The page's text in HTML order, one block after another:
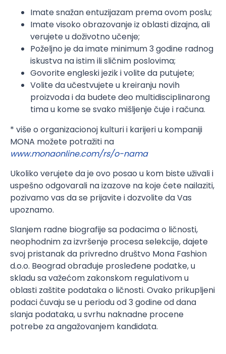
Imate snažan entuzijazam prema ovom poslu;
Imate visoko obrazovanje iz oblasti dizajna, ali
verujete u doživotno učenje;
Poželjno je da imate minimum 3 godine radnog
iskustva na istim ili sličnim poslovima;
Govorite engleski jezik i volite da putujete;
Volite da učestvujete u kreiranju novih
proizvoda i da budete deo multidisciplinarong
tima u kome se svako mišljenje čuje i računa.
* više o organizacionoj kulturi i karijeri u kompaniji
MONA možete potražiti na
www.monaonline.com/rs/o-nama
Ukoliko verujete da je ovo posao u kom biste uživali i
uspešno odgovarali na izazove na koje ćete nailaziti,
pozivamo vas da se prijavite i dozvolite da Vas
upoznamo.
Slanjem radne biografije sa podacima o ličnosti,
neophodnim za izvršenje procesa selekcije, dajete
svoj pristanak da privredno društvo Mona Fashion
d.o.o. Beograd obrađuje prosleđene podatke, u
skladu sa važećom zakonskom regulativom u
oblasti zaštite podataka o ličnosti. Ovako prikupljeni
podaci čuvaju se u periodu od 3 godine od dana
slanja podataka, u svrhu naknadne procene
potrebe za angažovanjem kandidata.